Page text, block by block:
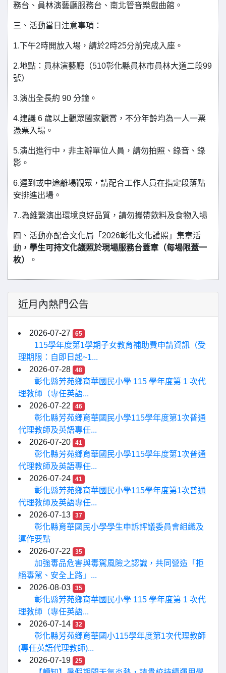
務台、員林演藝廳服務台、南北管音樂戲曲館。
三、活動當日注意事項：
1.下午2時開放入場，請於2時25分前完成入座。
2.地點：員林演藝廳（510彰化縣員林市員林大道二段99
號）
3.演出全長約 90 分鐘。
4.建議 6 歲以上觀眾闔家觀賞，不分年齡均為一人一票
憑票入場。
5.演出進行中，非主辦單位人員，請勿拍照、錄音、錄
影。
6.遲到或中途離場觀眾，請配合工作人員在指定段落點
安排進出場。
7..為維繫演出環境良好品質，請勿攜帶飲料及食物入場
四、活動亦配合文化局「2026彰化文化護照」集章活
動 ，學生可持文化護照於現場服務台蓋章（每場限蓋一
枚）
。
近月內熱門公告
2026-07-27 65
115學年度第1學期子女教育補助費申請資訊（受
理期限：自即日起~1...
2026-07-28
48
彰化縣芳苑鄉育華國民小學 115 學年度第 1 次代
理教師（專任英語...
2026-07-22
46
彰化縣芳苑鄉育華國民小學115學年度第1次普通
代理教師及英語專任...
2026-07-20
41
彰化縣芳苑鄉育華國民小學115學年度第1次普通
代理教師及英語專任...
2026-07-24
41
彰化縣芳苑鄉育華國民小學115學年度第1次普通
代理教師及英語專任...
2026-07-13
37
彰化縣育華國民小學學生申訴評議委員會組織及
運作要點
2026-07-22
35
加強毒品危害與毒駕風險之認識，共同營造「拒
絕毒駕、安全上路」...
2026-08-03
35
彰化縣芳苑鄉育華國民小學 115 學年度第 1 次代
理教師（專任英語...
2026-07-14
32
彰化縣芳苑鄉育華國小115學年度第1次代理教師
(專任英語代理教師)...
2026-07-19
25